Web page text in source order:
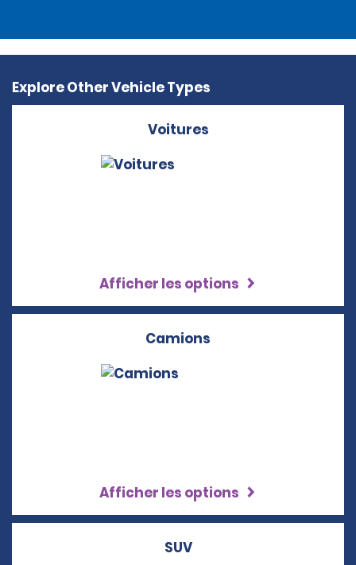
Explore Other Vehicle Types
Voitures
Afficher les options
Camions
Afficher les options
SUV